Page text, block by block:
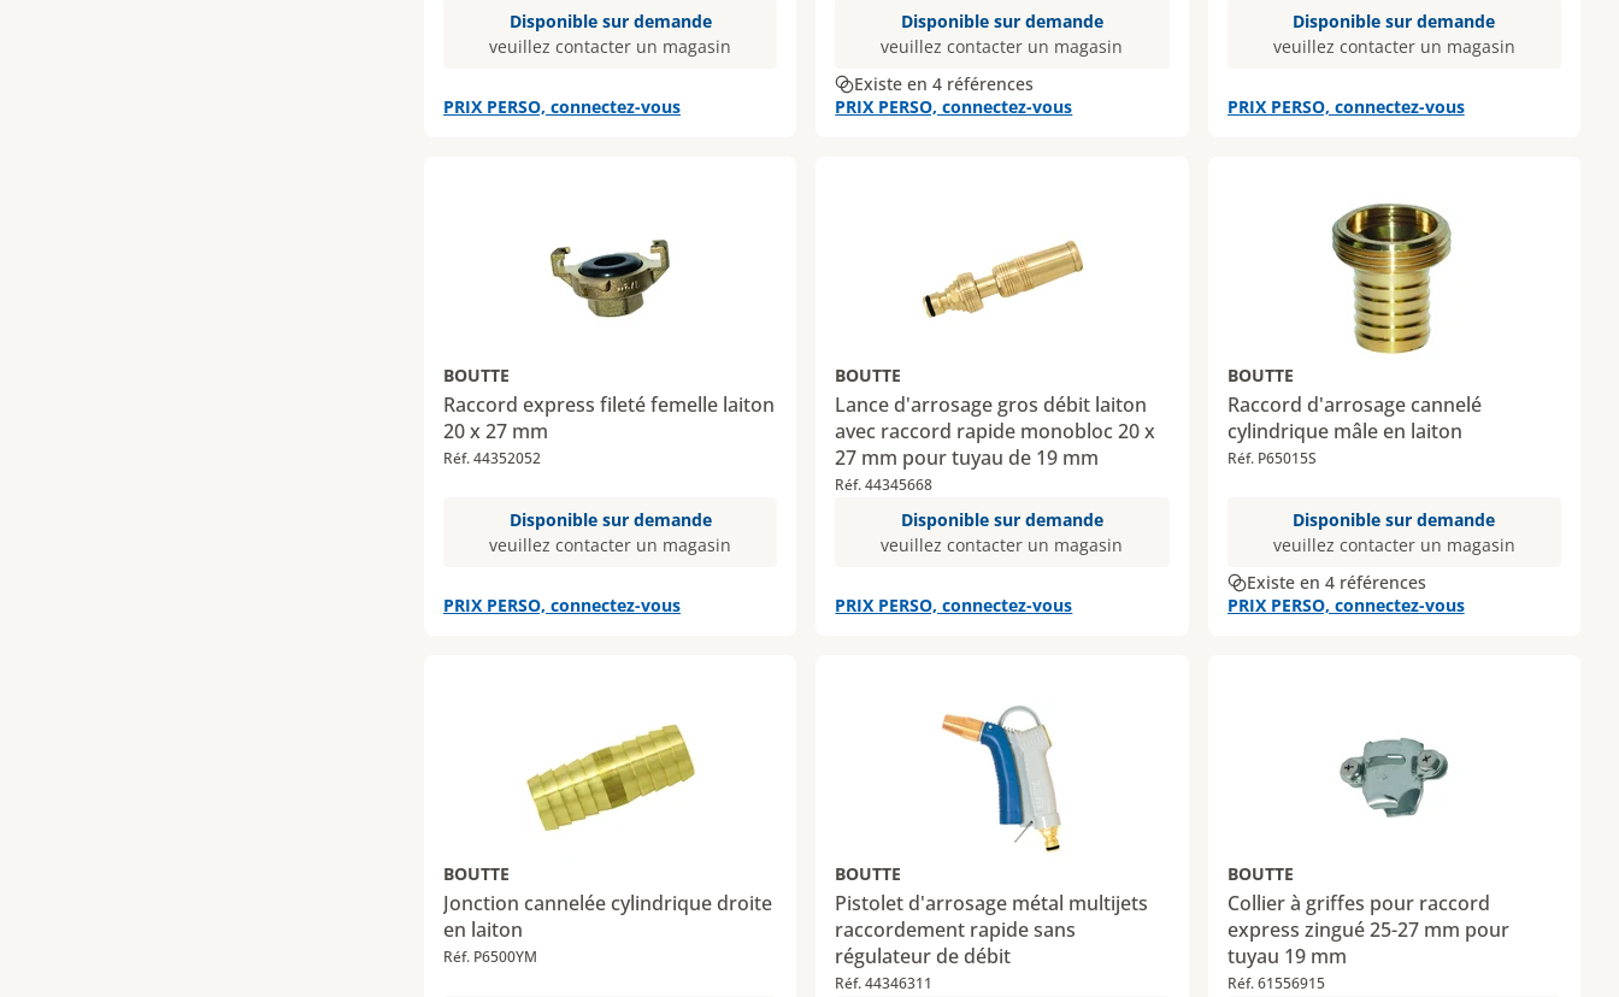
Disponible sur demande
veuillez contacter un magasin
PRIX PERSO, connectez-vous
Disponible sur demande
veuillez contacter un magasin
Existe en 4 références
PRIX PERSO, connectez-vous
Disponible sur demande
veuillez contacter un magasin
PRIX PERSO, connectez-vous
BOUTTE
Raccord express fileté femelle laiton
20 x 27 mm
Réf. 44352052
Disponible sur demande
veuillez contacter un magasin
PRIX PERSO, connectez-vous
BOUTTE
Lance d'arrosage gros débit laiton
avec raccord rapide monobloc 20 x
27 mm pour tuyau de 19 mm
Réf. 44345668
Disponible sur demande
veuillez contacter un magasin
PRIX PERSO, connectez-vous
BOUTTE
Raccord d'arrosage cannelé
cylindrique mâle en laiton
Réf. P65015S
Disponible sur demande
veuillez contacter un magasin
Existe en 4 références
PRIX PERSO, connectez-vous
BOUTTE
Jonction cannelée cylindrique droite
en laiton
Réf. P6500YM
BOUTTE
Pistolet d'arrosage métal multijets
raccordement rapide sans
régulateur de débit
Réf. 44346311
BOUTTE
Collier à griffes pour raccord
express zingué 25-27 mm pour
tuyau 19 mm
Réf. 61556915